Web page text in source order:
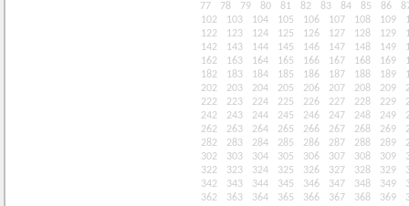
77
78 79 80 81 82 83 84 85 86
102
103 104 105 106 107 108 109
122
123 124 125 126 127 128 129
142
143 144 145 146 147 148 149
162
163 164 165 166 167 168 169
182
183 184 185 186 187 188 189
202
203 204 205 206 207 208 209
222
223 224 225 226 227 228 229
242
243 244 245 246 247 248 249
262
263 264 265 266 267 268 269
282
283 284 285 286 287 288 289
302
303 304 305 306 307 308 309
322
323 324 325 326 327 328 329
342
343 344 345 346 347 348 349
362
363 364 365 366 367 368 369